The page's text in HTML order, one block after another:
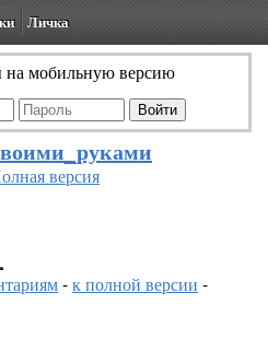
Личка
мобильную версию
версия
-к полной версии -